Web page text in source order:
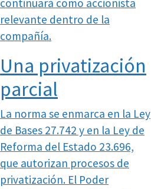
continuará como accionista
relevante dentro de la
compañía.
Una privatización
parcial
La norma se enmarca en la Ley
de Bases 27.742 y en la Ley de
Reforma del Estado 23.696,
que autorizan procesos de
privatización. El Poder